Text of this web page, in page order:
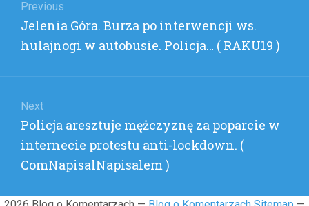
wpisu
Previous
Previous
post:
Jelenia Góra. Burza po interwencji ws.
hulajnogi w autobusie. Policja… ( RAKU19 )
Next
Next
post:
Policja aresztuje mężczyznę za poparcie w
internecie protestu anti-lockdown. (
ComNapisalNapisalem )